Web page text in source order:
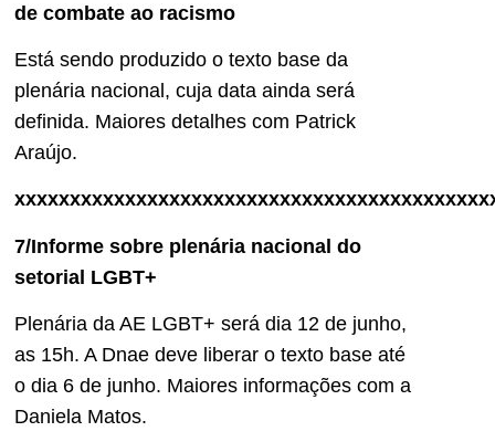
de combate ao racismo
Está sendo produzido o texto base da
plenária nacional, cuja data ainda será
definida. Maiores detalhes com Patrick
Araújo.
7/Informe sobre plenária nacional do
setorial LGBT+
Plenária da AE LGBT+ será dia 12 de junho,
as 15h. A Dnae deve liberar o texto base até
o dia 6 de junho. Maiores informações com a
Daniela Matos.